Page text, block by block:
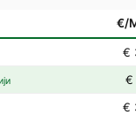
€/
€
€
€